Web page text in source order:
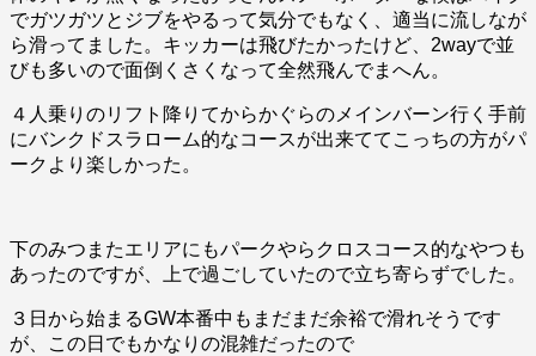
でガツガツとジブをやるって気分でもなく、適当に流しなが
ら滑ってました。キッカーは飛びたかったけど、2wayで並
びも多いので面倒くさくなって全然飛んでまへん。
４人乗りのリフト降りてからかぐらのメインバーン行く手前
にバンクドスラローム的なコースが出来ててこっちの方がパ
ークより楽しかった。
下のみつまたエリアにもパークやらクロスコース的なやつも
あったのですが、上で過ごしていたので立ち寄らずでした。
３日から始まるGW本番中もまだまだ余裕で滑れそうです
が、この日でもかなりの混雑だったので